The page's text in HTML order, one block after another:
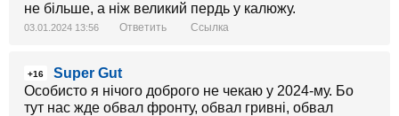
не більше, а ніж великий пердь у калюжу.
03.01.2024 13:56 Ответить Ссылка
+16
Super Gut
Особисто я нічого доброго не чекаю у 2024-му. Бо
тут нас жде обвал фронту, обвал гривні, обвал